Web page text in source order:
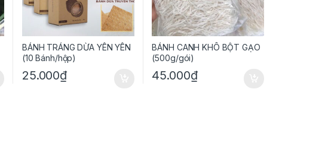
BÁNH TRÁNG DỪA YÊN YÊN
(10 Bánh/hộp)
25.000₫
BÁNH CANH KHÔ BỘT GẠO
(500g/gói)
45.000₫